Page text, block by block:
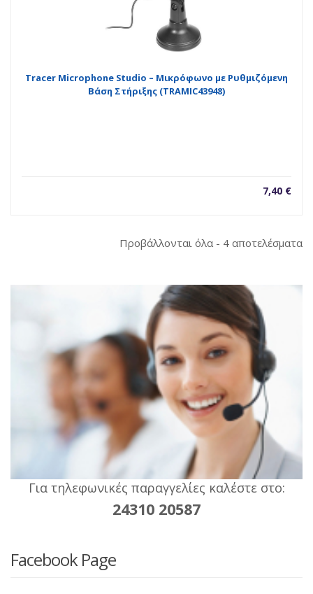
Tracer Microphone Studio – Μικρόφωνο με Ρυθμιζόμενη
Βάση Στήριξης (TRAMIC43948)
7,40 €
Προβάλλονται όλα - 4 αποτελέσματα
Για τηλεφωνικές παραγγελίες καλέστε στο:
24310 20587
Facebook Page